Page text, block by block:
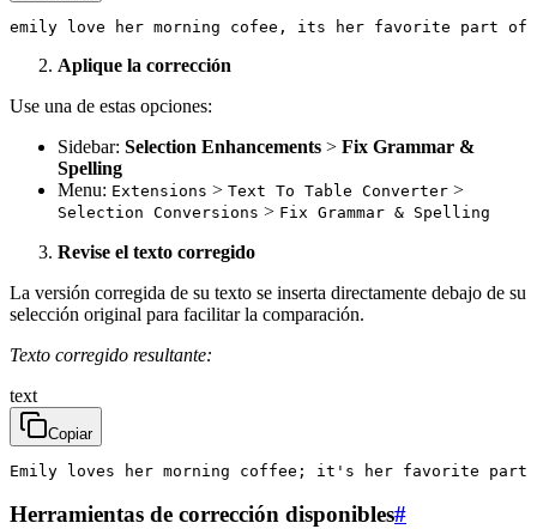
emily love her morning cofee, its her favorite part of
Aplique la corrección
Use una de estas opciones:
Sidebar: Selection Enhancements > Fix Grammar &
Spelling
Menu: Extensions > Text To Table Converter >
Selection Conversions > Fix Grammar & Spelling
Revise el texto corregido
La versión corregida de su texto se inserta directamente debajo de su
selección original para facilitar la comparación.
Texto corregido resultante:
text
Copiar
Emily loves her morning coffee; it's her favorite part
Herramientas de corrección disponibles#